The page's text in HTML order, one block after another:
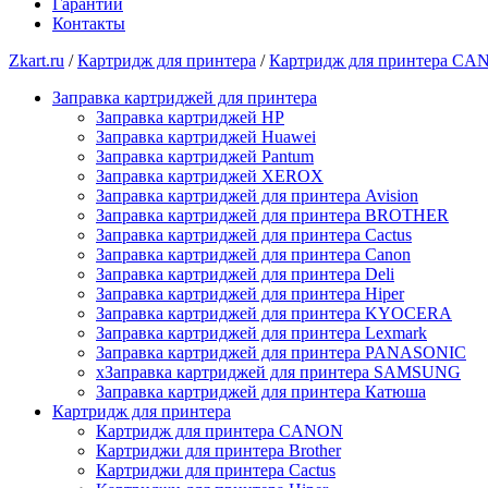
Гарантии
Контакты
Zkart.ru /Картридж для принтера /Картридж для принтера
Заправка картриджей для принтера
Заправка картриджей HP
Заправка картриджей Huawei
Заправка картриджей Pantum
Заправка картриджей XEROX
Заправка картриджей для принтера Avision
Заправка картриджей для принтера BROTHER
Заправка картриджей для принтера Cactus
Заправка картриджей для принтера Canon
Заправка картриджей для принтера Deli
Заправка картриджей для принтера Hiper
Заправка картриджей для принтера KYOCERA
Заправка картриджей для принтера Lexmark
Заправка картриджей для принтера PANASONIC
xЗаправка картриджей для принтера SAMSUNG
Заправка картриджей для принтера Катюша
Картридж для принтера
Картридж для принтера CANON
Картриджи для принтера Brother
Картриджи для принтера Cactus